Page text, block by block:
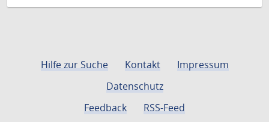
Hilfe zur Suche Kontakt
Impressum
Datenschutz
Feedback
RSS-Feed